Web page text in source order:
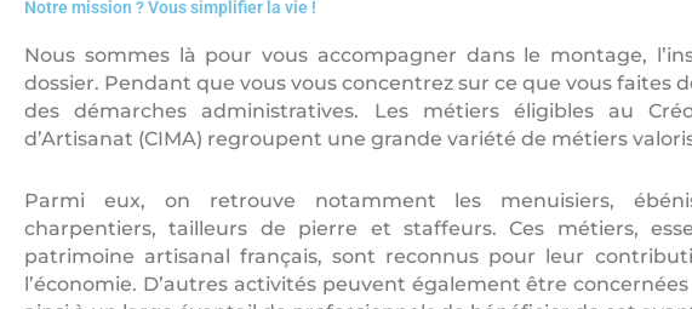
Notre mission ? Vous simplifier la vie !
Nous sommes là pour vous accompagner dans le montage,
dossier. Pendant que vous vous concentrez sur ce que vous faites
des démarches administratives. Les métiers éligibles au
d’Artisanat (CIMA) regroupent une grande variété de métiers
Parmi eux, on retrouve notamment les menuisiers,
charpentiers, tailleurs de pierre et staffeurs. Ces métiers,
patrimoine artisanal français, sont reconnus pour leur
l’économie. D’autres activités peuvent également être